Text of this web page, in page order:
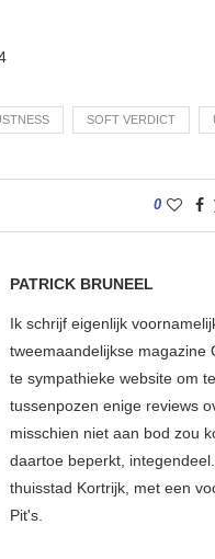
SOFT VERDICT
0
PATRICK BRUNEEL
Ik schrijf eigenlijk
tweemaandelijkse magazine
te sympathieke website om
tussenpozen enige reviews
misschien niet aan bod zou
daartoe beperkt,
thuisstad Kortrijk, met een
Pit's.